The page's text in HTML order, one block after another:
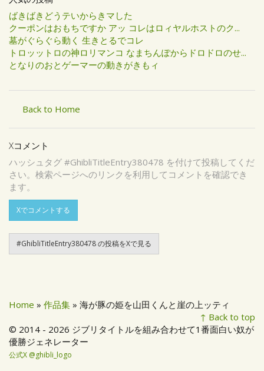
ばきばきどうテいからきマした
クーポンはおもちですか アッ コレはロィヤルホストのク...
墓がぐらぐら動く 生きとるでコレ
トロッットロの神ロリマンコ なまちんぽからドロドロのせ...
となりのおとゲーマーの動きがきもィ
Back to Home
Xコメント
ハッシュタグ #GhibliTitleEntry380478 を付けて投稿してくだ
さい。検索ページへのリンクを利用してコメントを確認でき
ます。
Xでコメントする
#GhibliTitleEntry380478 の投稿をXで見る
Home » 作品集 » 海が豚の姫を山田くんと崖の上ッティ
↑ Back to top
© 2014 - 2026 ジブリタイトルを組み合わせて1番面白い奴が
優勝ジェネレーター
公式X @ghibli_logo